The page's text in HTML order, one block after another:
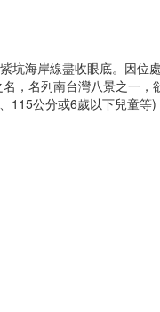
坑海岸線盡收眼底。因位
，名列南台灣八景之一，
115公分或6歲以下兒童等